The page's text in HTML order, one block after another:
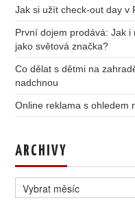
Jak si užít check-out day v
První dojem prodává: Jak
jako světová značka?
Co dělat s dětmi na
nadchnou
Online reklama s ohledem
ARCHIVY